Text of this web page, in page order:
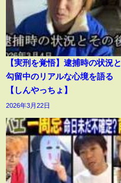
【実刑を覚悟】逮捕時の状況と
勾留中のリアルな心境を語る
【しんやっちょ】
2026年3月22日